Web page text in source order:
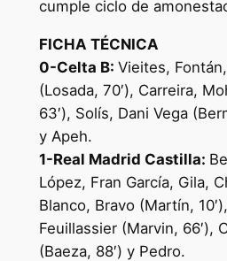
cumple ciclo de
FICHA TÉCNICA
0-Celta B: Vieites,
(Losada, 70′), Carreira,
63′), Solís, Dani Vega
y Apeh.
1-Real Madrid Castilla:
López, Fran García, Gila,
Blanco, Bravo (Martín,
Feuillassier (Marvin, 66′),
(Baeza, 88′) y Pedro.